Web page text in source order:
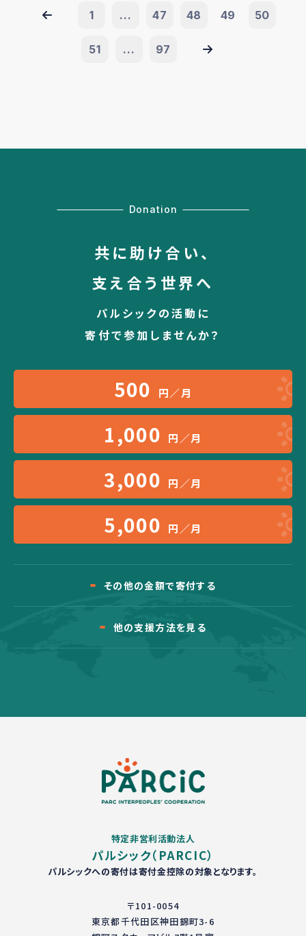
1 ... 47 48 49 50
51 ... 97
Donation
共に助け合い、
支え合う世界へ
パルシックの活動に
寄付で参加しませんか？
500 円／月
1,000 円／月
3,000 円／月
5,000 円／月
その他の金額で寄付する
他の支援方法を見る
特定非営利活動法人
パルシック（PARCIC）
パルシックへの寄付は寄付金控除の対象となります。
〒101-0054
東京都千代田区神田錦町3-6